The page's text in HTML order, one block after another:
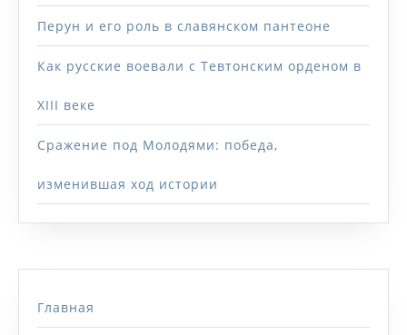
Перун и его роль в славянском пантеоне
Как русские воевали с Тевтонским орденом в
XIII веке
Сражение под Молодями: победа,
изменившая ход истории
Главная